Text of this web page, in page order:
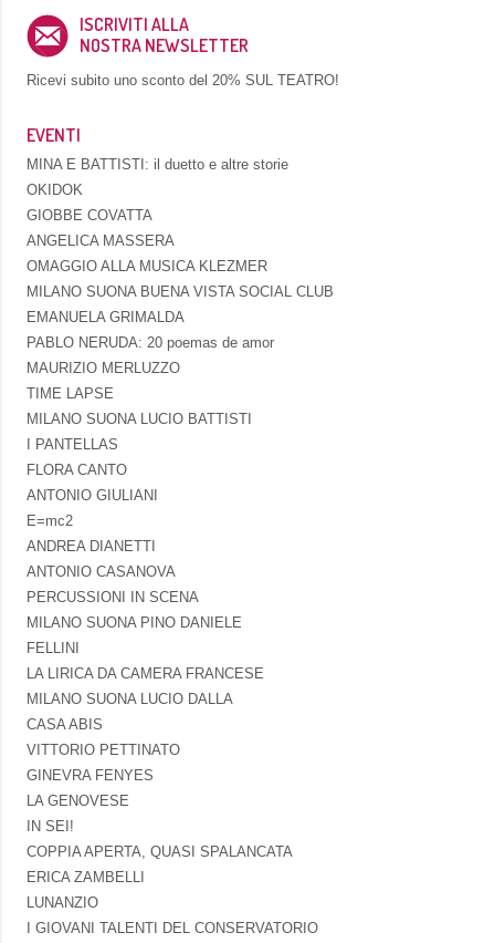
ISCRIVITI ALLA
NOSTRA NEWSLETTER
Ricevi subito uno sconto del 20% SUL TEATRO!
EVENTI
MINA E BATTISTI: il duetto e altre storie
OKIDOK
GIOBBE COVATTA
ANGELICA MASSERA
OMAGGIO ALLA MUSICA KLEZMER
MILANO SUONA BUENA VISTA SOCIAL CLUB
EMANUELA GRIMALDA
PABLO NERUDA: 20 poemas de amor
MAURIZIO MERLUZZO
TIME LAPSE
MILANO SUONA LUCIO BATTISTI
I PANTELLAS
FLORA CANTO
ANTONIO GIULIANI
E=mc2
ANDREA DIANETTI
ANTONIO CASANOVA
PERCUSSIONI IN SCENA
MILANO SUONA PINO DANIELE
FELLINI
LA LIRICA DA CAMERA FRANCESE
MILANO SUONA LUCIO DALLA
CASA ABIS
VITTORIO PETTINATO
GINEVRA FENYES
LA GENOVESE
IN SEI!
COPPIA APERTA, QUASI SPALANCATA
ERICA ZAMBELLI
LUNANZIO
I GIOVANI TALENTI DEL CONSERVATORIO